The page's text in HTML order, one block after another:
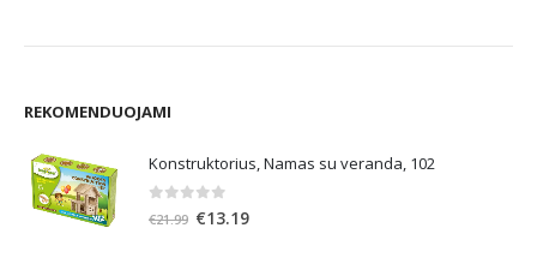
REKOMENDUOJAMI
Konstruktorius, Namas su veranda, 102
out of 5
€21.99 Original
€13.19Current